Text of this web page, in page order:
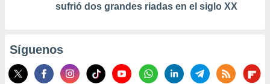
sufrió dos grandes riadas en el siglo XX
Síguenos